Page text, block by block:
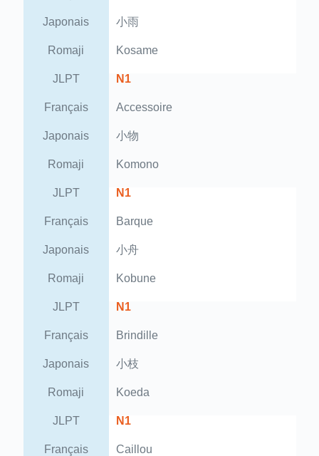
Japonais 小雨
Romaji Kosame
JLPT N1
Français Accessoire
Japonais 小物
Romaji Komono
JLPT N1
Français Barque
Japonais 小舟
Romaji Kobune
JLPT N1
Français Brindille
Japonais 小枝
Romaji Koeda
JLPT N1
Français Caillou